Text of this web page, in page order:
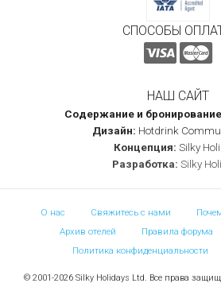
СПОСОБЫ
НАШ САЙТ
Содержание и
Дизайн: Hotdrink
Концепция: Silky
Разработка: Silky
О нас Свяжитесь с нами
Архив отелей
Правила форума
Политика конфиденциальности
© 2001-2026 Silky Holidays Ltd. Все права